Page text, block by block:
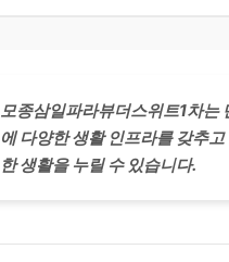
모종삼일파라뷰더스위트1차는
에 다양한 생활 인프라를 갖추
한 생활을 누릴 수 있습니다.